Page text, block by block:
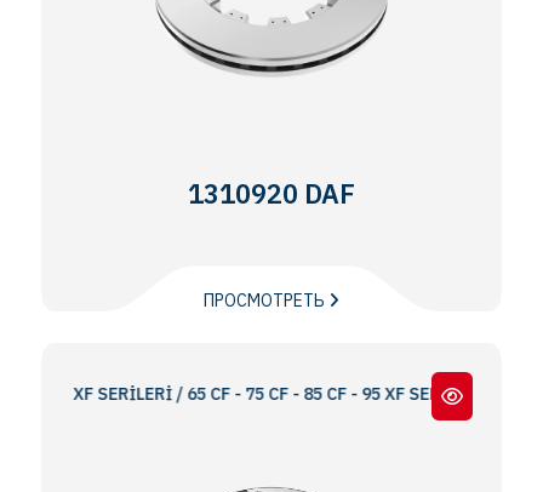
1310920 DAF
ПРОСМОТРЕТЬ
XF SERİLERİ / 65 CF - 75 CF - 85 CF - 95 XF SERIES